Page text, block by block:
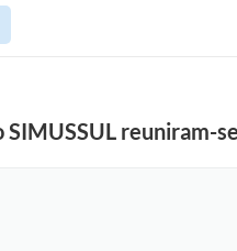
SIMUSSUL reuniram-